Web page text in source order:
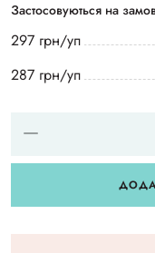
Застосовуються на
297 грн/уп
287 грн/уп